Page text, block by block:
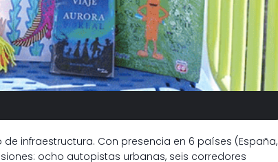
infraestructura. Con presencia en 6 países (España,
ocho autopistas urbanas, seis corredores